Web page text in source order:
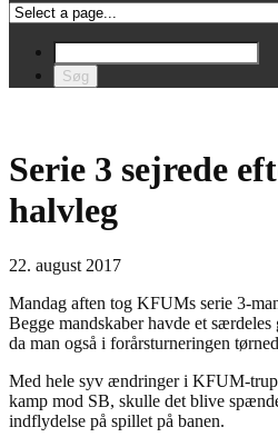
Serie 3 sejrede
halvleg
22. august 2017
Mandag aften tog KFUMs serie 3-
Begge mandskaber havde et
da man også i forårsturneringen
Med hele syv ændringer i KFUM-
kamp mod SB, skulle det blive
indflydelse på spillet på banen.